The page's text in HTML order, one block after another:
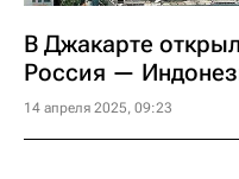
В Джакарте
Россия —
14 апреля 2025, 09:23